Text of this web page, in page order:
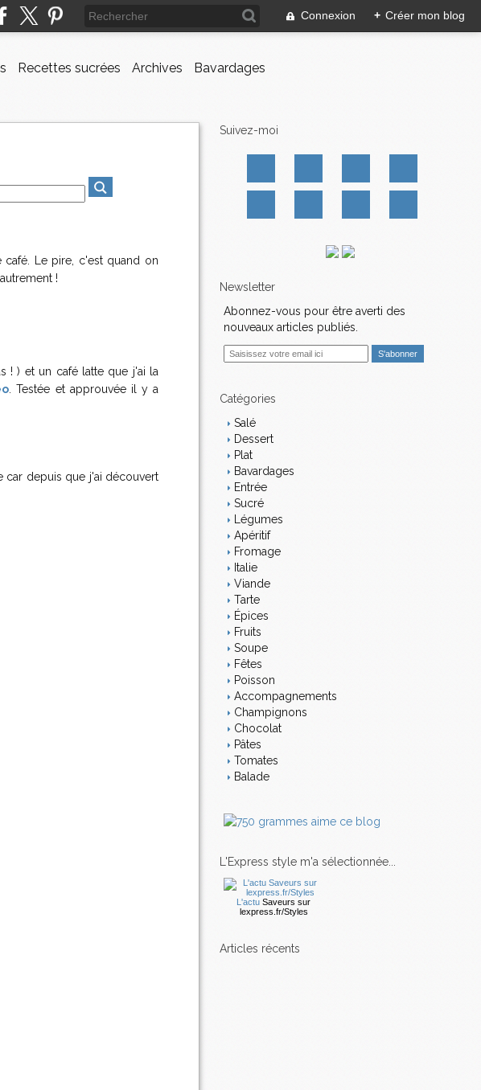
Connexion + Créer mon blog
Recettes sucrées Archives Bavardages
Le pire, c'est quand on
!
! ) et un café latte que j'ai la
. Testée et approuvée il y a
car depuis que j'ai découvert
Suivez-moi
Newsletter
Abonnez-vous pour être averti des
nouveaux articles publiés.
i Catégories
Salé
Dessert
Plat
Bavardages
Entrée
Sucré
Légumes
Apéritif
Fromage
Italie
Viande
Tarte
Épices
Fruits
Soupe
Fêtes
Poisson
Accompagnements
Champignons
Chocolat
Pâtes
Tomates
Balade
L'Express style m'a sélectionnée...
L'actu Saveurs sur
lexpress.fr/Styles
articles récents